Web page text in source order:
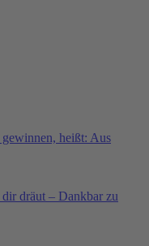
heißt: Aus
dräut – Dankbar zu